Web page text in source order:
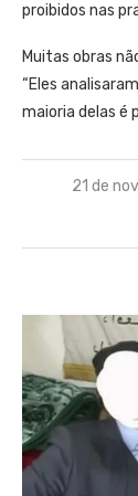
proibidos nas
Muitas obras
“Eles
maioria delas é
21 de